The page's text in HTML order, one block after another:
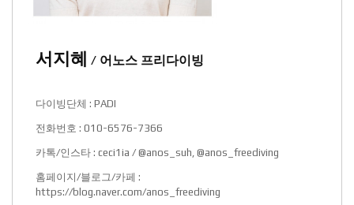
서지혜 / 어노스 프리다이빙
다이빙단체 : PADI
전화번호 : 010-6576-7366
카톡/인스타 : ceci1ia / @anos_suh, @anos_freediving
홈페이지/블로그/카페 :
https://blog.naver.com/anos_freediving